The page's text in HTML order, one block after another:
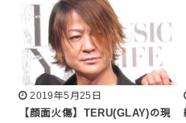
2019年5月25日
【顔面火傷】TERU(GLAY)の現